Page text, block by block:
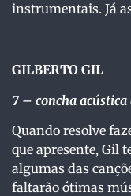
instrumentais. Já
GILBERTO GIL
7 – concha acústica
Quando resolve
que apresente, Gil
algumas das
faltarão ótimas